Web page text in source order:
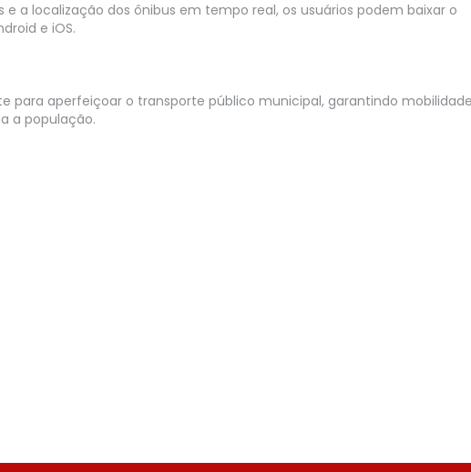
e a localização dos ônibus em tempo real, os usuários podem baixar o
e iOS.
para aperfeiçoar o transporte público municipal, garantindo
a população.